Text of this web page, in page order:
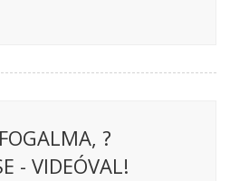
?
- VIDEÓVAL!